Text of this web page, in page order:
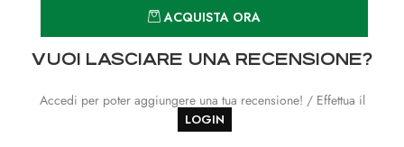
ACQUISTA ORA
VUOI LASCIARE UNA RECENSIONE?
Accedi per poter aggiungere una tua recensione! / Effettua il
LOGIN